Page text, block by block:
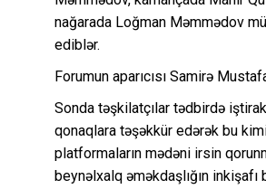
nağarada Loğman Məmmədov
ediblər.
Forumun aparıcısı Samirə
Sonda təşkilatçılar tədbirdə
qonaqlara təşəkkür edərək bu
platformaların mədəni irsin
beynəlxalq əməkdaşlığın inkişafı